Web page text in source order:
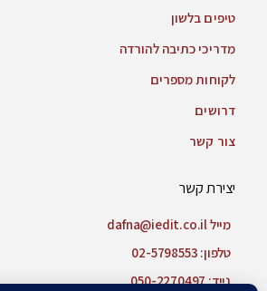
טיפים בלשון
מדריכי כתיבה להורדה
לקוחות מספרים
דרושים
צור קשר
יצירת קשר
מייל dafna@iedit.co.il
טלפון: 02-5798553
נייד: 050-2270497